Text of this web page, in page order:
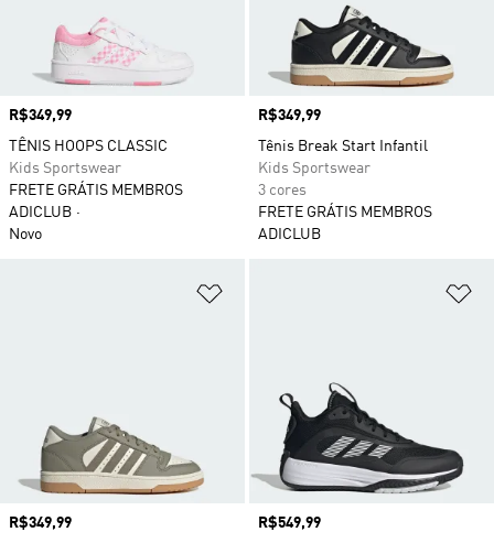
Preço
R$349,99
TÊNIS HOOPS CLASSIC
Kids Sportswear
FRETE GRÁTIS MEMBROS
ADICLUB
Novo
Preço
R$349,99
Tênis Break Start Infantil
Kids Sportswear
3 cores
FRETE GRÁTIS MEMBROS
ADICLUB
Preço
R$349,99
Preço
R$549,99